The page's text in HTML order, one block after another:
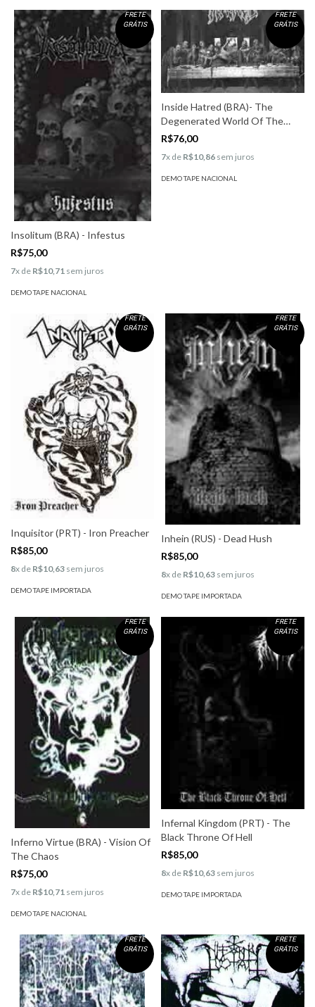
FRETE
GRÁTIS
Insolitum (BRA) - Infestus
R$75,00
7x de R$10,71 sem juros
DEMO TAPE NACIONAL
FRETE
GRÁTIS
Inside Hatred (BRA)- The
Degenerated World Of The
Holy Decadents
R$76,00
7x de R$10,86 sem juros
DEMO TAPE NACIONAL
FRETE
GRÁTIS
Inquisitor (PRT) - Iron Preacher
R$85,00
8x de R$10,63 sem juros
DEMO TAPE IMPORTADA
FRETE
GRÁTIS
Inhein (RUS) - Dead Hush
R$85,00
8x de R$10,63 sem juros
DEMO TAPE IMPORTADA
FRETE
GRÁTIS
Inferno Virtue (BRA) - Vision Of
The Chaos
R$75,00
7x de R$10,71 sem juros
DEMO TAPE NACIONAL
FRETE
GRÁTIS
Infernal Kingdom (PRT) - The
Black Throne Of Hell
R$85,00
8x de R$10,63 sem juros
DEMO TAPE IMPORTADA
FRETE
GRÁTIS
FRETE
GRÁTIS